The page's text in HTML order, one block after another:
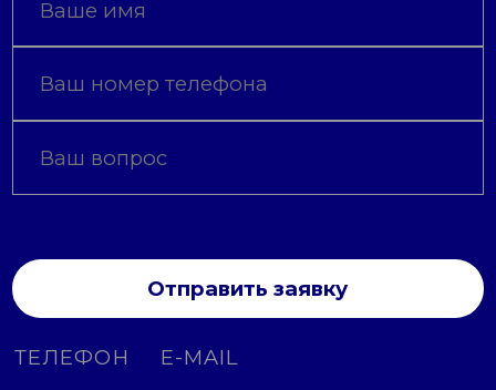
Отправить заявку
ТЕЛЕФОН E-MAIL